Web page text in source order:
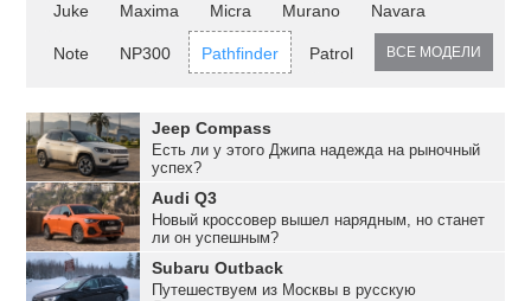
Juke Maxima Micra Murano Navara
Note NP300 Pathfinder Patrol ВСЕ МОДЕЛИ
Jeep Compass
Есть ли у этого Джипа надежда на рыночный
успех?
Audi Q3
Новый кроссовер вышел нарядным, но станет
ли он успешным?
Subaru Outback
Путешествуем из Москвы в русскую